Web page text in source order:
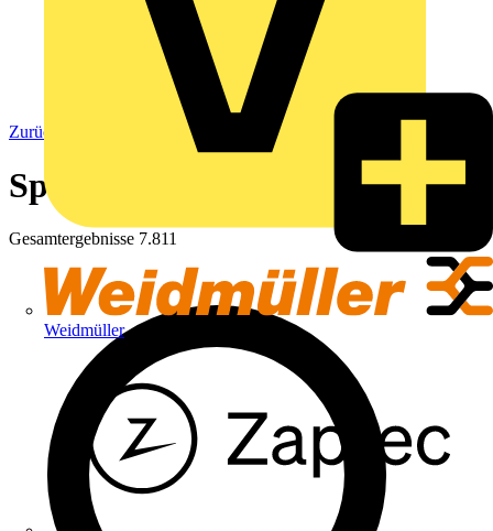
Weidmüller
Zurück zu Elektrokabel & Leitungen
Spezialkabel
Gesamtergebnisse 7.811